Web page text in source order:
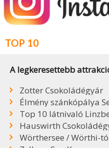
TOP 10
A legkeresettebb
Zotter Csokoládégyár
Élmény szánkópálya
Top 10 látnivaló
Hauswirth
Wörthersee / Wörthi-tó